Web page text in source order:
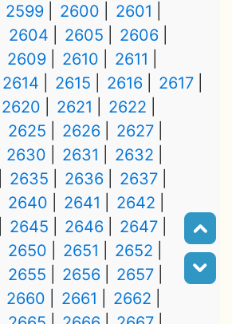
2599 2600
2601
2604 2605
2606
2609 2610
2611
2614 2615 2616
2617
2620 2621
2622
2625 2626
2627
2630 2631
2632
2635 2636
2637
2640 2641
2642
2645 2646
2647
2650 2651
2652
2655 2656
2657
2660 2661
2662